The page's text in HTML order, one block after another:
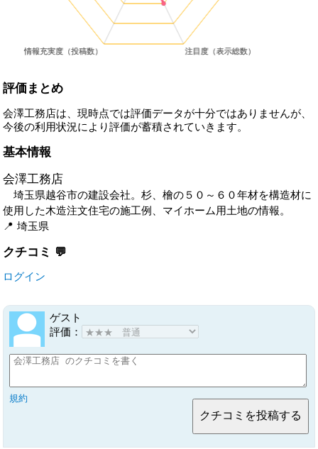
評価まとめ
会澤工務店は、現時点では評価データが十分ではありませんが、
今後の利用状況により評価が蓄積されていきます。
基本情報
会澤工務店
埼玉県越谷市の建設会社。杉、檜の５０～６０年材を構造材に
使用した木造注文住宅の施工例、マイホーム用土地の情報。
埼玉県
クチコミ
ログイン
ゲスト
評価：
規約